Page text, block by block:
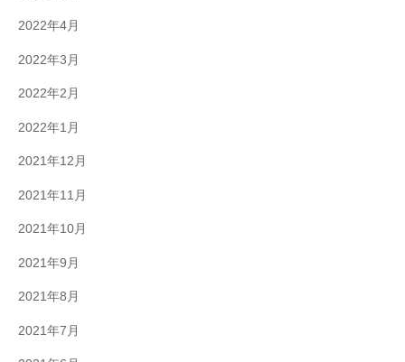
2022年4月
2022年3月
2022年2月
2022年1月
2021年12月
2021年11月
2021年10月
2021年9月
2021年8月
2021年7月